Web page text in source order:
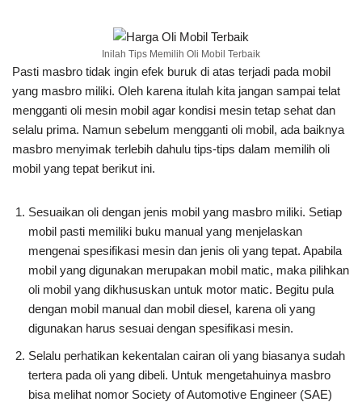
Inilah Tips Memilih Oli Mobil Terbaik
Pasti masbro tidak ingin efek buruk di atas terjadi pada mobil
yang masbro miliki. Oleh karena itulah kita jangan sampai telat
mengganti oli mesin mobil agar kondisi mesin tetap sehat dan
selalu prima. Namun sebelum mengganti oli mobil, ada baiknya
masbro menyimak terlebih dahulu tips-tips dalam memilih oli
mobil yang tepat berikut ini.
Sesuaikan oli dengan jenis mobil yang masbro miliki. Setiap
mobil pasti memiliki buku manual yang menjelaskan
mengenai spesifikasi mesin dan jenis oli yang tepat. Apabila
mobil yang digunakan merupakan mobil matic, maka pilihkan
oli mobil yang dikhususkan untuk motor matic. Begitu pula
dengan mobil manual dan mobil diesel, karena oli yang
digunakan harus sesuai dengan spesifikasi mesin.
Selalu perhatikan kekentalan cairan oli yang biasanya sudah
tertera pada oli yang dibeli. Untuk mengetahuinya masbro
bisa melihat nomor Society of Automotive Engineer (SAE)